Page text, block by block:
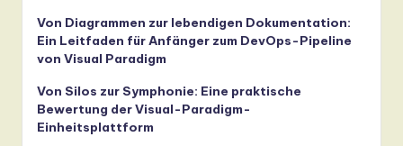
Von Diagrammen zur lebendigen Dokumentation:
Ein Leitfaden für Anfänger zum DevOps-Pipeline
von Visual Paradigm
Von Silos zur Symphonie: Eine praktische
Bewertung der Visual-Paradigm-
Einheitsplattform